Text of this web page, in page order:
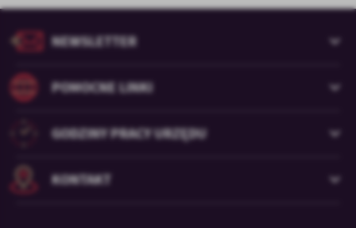
POMOCNE LINKI
NEWSLETTER
GODZINY PRACY URZĘDU
KONTAKT